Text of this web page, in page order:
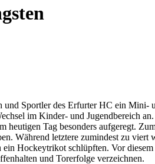
Sportler des Erfurter HC ein
im Kinder- und Jugendbereich
Tag besonders aufgeregt.
Während letztere zumindest zu viert
Hockeytrikot schlüpften. Vor
und Torerfolge verzeichnen.